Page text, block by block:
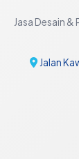
Jasa Desain
Jalan